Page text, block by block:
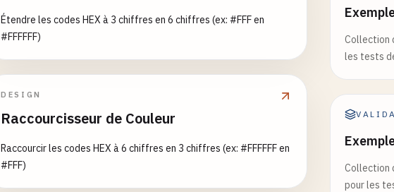
white
cyan
magenta
Étendre les codes HEX à 3 chiffres en 6 chiffres (ex: #FFF en
#FFFFFF)
DESIGN
Raccourcisseur de Couleur
Raccourcir les codes HEX à 6 chiffres en 3 chiffres (ex: #FFFFFF en
#FFF)
Collection
les tests
Collection
pour les